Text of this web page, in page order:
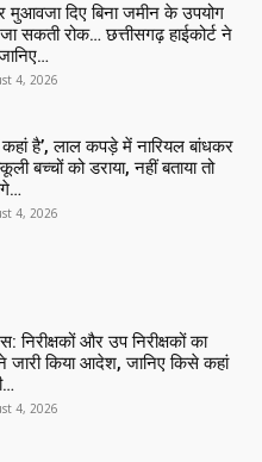
दिए बिना जमीन के उपयोग
सकती रोक… छत्तीसगढ़ हाईकोर्ट ने
4, 2026
कहां है’, लाल कपड़े में नारियल बांधकर
बच्चों को डराया, नहीं बताया तो
4, 2026
निरीक्षकों और उप निरीक्षकों का
जारी किया आदेश, जानिए किसे कहां
4, 2026